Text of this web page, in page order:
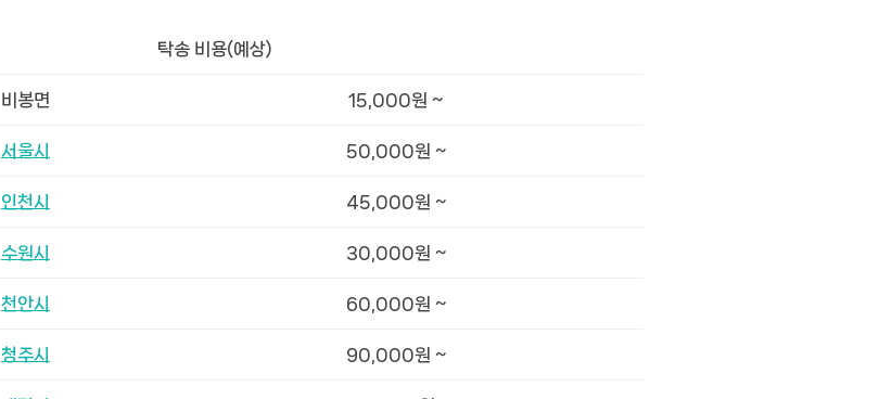
탁송 비용(예상)
비봉면 15,000원 ~
서울시 50,000원 ~
인천시 45,000원 ~
수원시 30,000원 ~
천안시 60,000원 ~
청주시 90,000원 ~